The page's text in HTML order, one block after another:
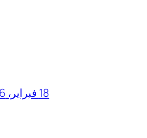
18 فبراير، 2026